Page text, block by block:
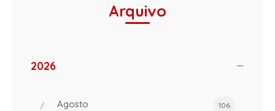
Arquivo
2026
Agosto 106